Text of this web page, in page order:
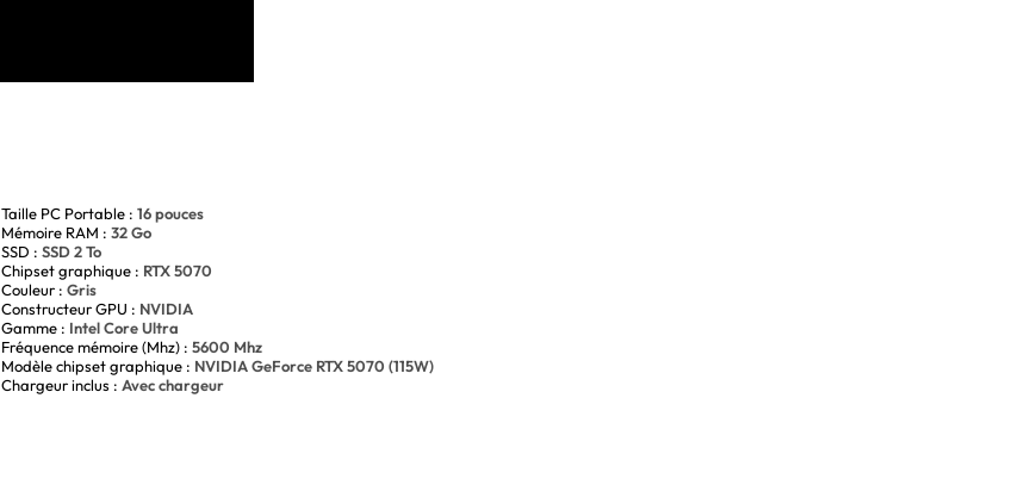
Taille PC Portable : 16 pouces
Mémoire RAM : 32 Go
SSD : SSD 2 To
Chipset graphique : RTX 5070
Couleur : Gris
Constructeur GPU : NVIDIA
Gamme : Intel Core Ultra
Fréquence mémoire (Mhz) : 5600 Mhz
Modèle chipset graphique : NVIDIA GeForce RTX 5070 (115W)
Chargeur inclus : Avec chargeur